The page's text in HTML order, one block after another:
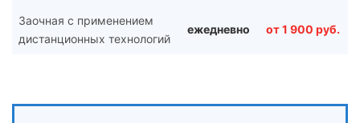
Заочная с применением
дистанционных технологий
ежедневно от 1 900 руб.